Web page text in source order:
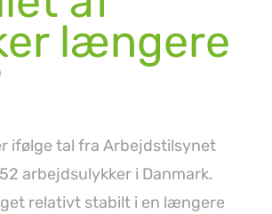
længere
ifølge tal fra Arbejdstilsynet
arbejdsulykker i Danmark.
relativt stabilt i en længere